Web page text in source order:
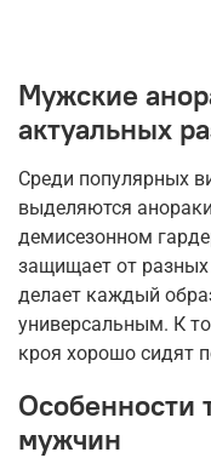
Мужские
актуальных
Среди популярных
выделяются
демисезонном
защищает от
делает каждый
универсальным. К
кроя хорошо сидят
Особенности
мужчин